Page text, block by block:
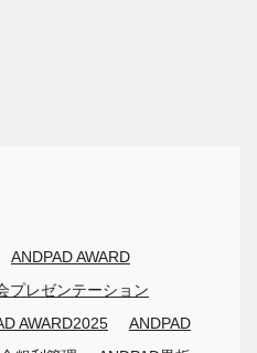
ANDPAD AWARD
プレゼンテーション
AWARD2025
ANDPAD